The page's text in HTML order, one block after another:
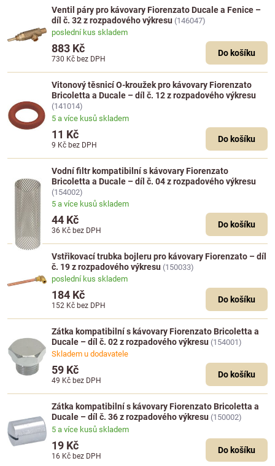
Ventil páry pro kávovary Fiorenzato Ducale a Fenice –
díl č. 32 z rozpadového výkresu (146047)
poslední kus skladem
883 Kč
730 Kč bez DPH
Do košíku
Vitonový těsnicí O-kroužek pro kávovary Fiorenzato
Bricoletta a Ducale – díl č. 12 z rozpadového výkresu
(141014)
5 a více kusů skladem
11 Kč
9 Kč bez DPH
Do košíku
Vodní filtr kompatibilní s kávovary Fiorenzato
Bricoletta a Ducale – díl č. 04 z rozpadového výkresu
(154002)
5 a více kusů skladem
44 Kč
36 Kč bez DPH
Do košíku
Vstřikovací trubka bojleru pro kávovary Fiorenzato – díl
č. 19 z rozpadového výkresu (150033)
poslední kus skladem
184 Kč
152 Kč bez DPH
Do košíku
Zátka kompatibilní s kávovary Fiorenzato Bricoletta a
Ducale – díl č. 02 z rozpadového výkresu (154001)
Skladem u dodavatele
59 Kč
49 Kč bez DPH
Do košíku
Zátka kompatibilní s kávovary Fiorenzato Bricoletta a
Ducale – díl č. 36 z rozpadového výkresu (150002)
5 a více kusů skladem
19 Kč
16 Kč bez DPH
Do košíku